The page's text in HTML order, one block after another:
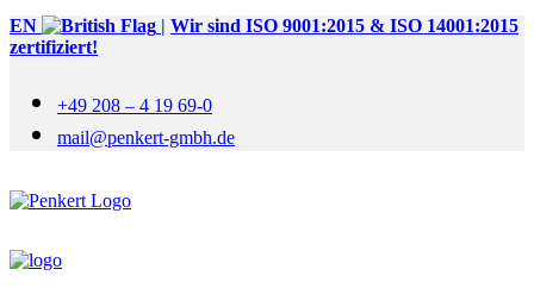
EN | Wir sind ISO 9001:2015 & ISO 14001:2015
zertifiziert!
+49 208 – 4 19 69-0
mail@penkert-gmbh.de